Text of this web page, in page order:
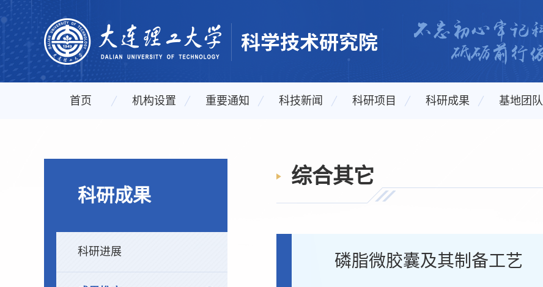
首页 机构设置 重要通知 科技新闻 科研项目 科研成果 基地团队
科研成果
科研进展
综合其它
磷脂微胶囊及其制备工艺